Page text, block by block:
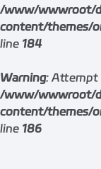
/www/wwwroot/
content/themes/
line 184
Warning: Attempt
/www/wwwroot/
content/themes/
line 186